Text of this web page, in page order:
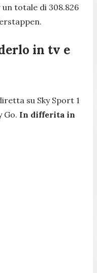
totale di 308.826
in tv e
su Sky Sport 1
Go. In differita in